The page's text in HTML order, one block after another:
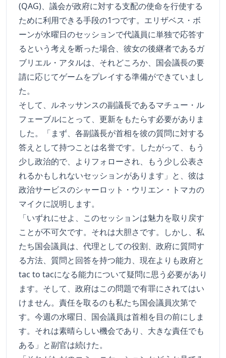
(QAG)、議会が政府に対する支配の使命を行使する
ために利用できる手段の1つです。エリザベス・ボ
ーンが水曜日のセッションで代議員に単独で応答す
るという考えを断った場合、彼女の後継者であるガ
ブリエル・アタルは、それどころか、国会議長の要
請に応じてゲームをプレイする準備ができていまし
た。
そして、ルネッサンスの副議長であるマチュー・ル
フェーブルにとって、更新をもたらす必要がありま
した。「まず、各副議長が首相を彼の質問に対する
答えとして持つことは名誉です。したがって、もう
少し政治的で、よりフォローされ、もう少し公表さ
れるかもしれないセッションがあります」と、彼は
政治サービスのシャーロット・ウリエン・トマカの
マイクに説明します。
「いずれにせよ、このセッションは魅力を取り戻す
ことが不可欠です。それは大胆さです。しかし、私
たち国会議員は、代理としての役割、政府に質問す
る方法、質問と回答を持つ能力、現在よりも政府と
tac to tacになる能力について疑問に思う必要があり
ます。そして、政府はこの問題で有罪にされてはい
けません。責任を取るのも私たち国会議員次第で
す。今週の水曜日、国会議員は首相を目の前にしま
す。それは素晴らしい機会であり、大きな責任でも
ある」と副官は続けた。